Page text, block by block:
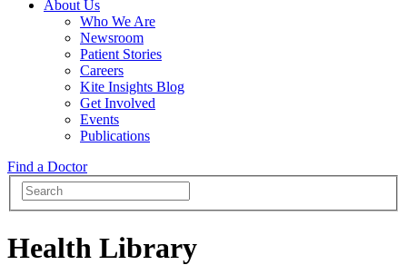
About Us
Who We Are
Newsroom
Patient Stories
Careers
Kite Insights Blog
Get Involved
Events
Publications
Find a Doctor
Health Library